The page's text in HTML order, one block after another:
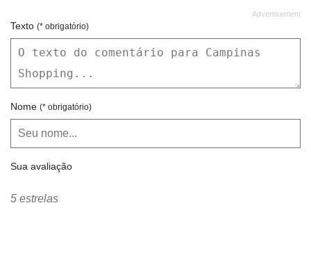
CINÉPOLIS
CLUBE MELISSA CVC
D VITAMINAS
EMPÓRIO DO AÇO ESMERALDA JÓIAS
ESTÚDIO DA SOBRANCELHA EXPRESSO 180º
FAST CASH
FENZZO
Texto (* obrigatório)
Nome (* obrigatório)
Sua avaliação
5 estrelas